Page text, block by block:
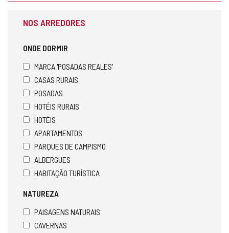
NOS ARREDORES
ONDE DORMIR
MARCA 'POSADAS REALES'
CASAS RURAIS
POSADAS
HOTÉIS RURAIS
HOTÉIS
APARTAMENTOS
PARQUES DE CAMPISMO
ALBERGUES
HABITAÇÃO TURÍSTICA
NATUREZA
PAISAGENS NATURAIS
CAVERNAS